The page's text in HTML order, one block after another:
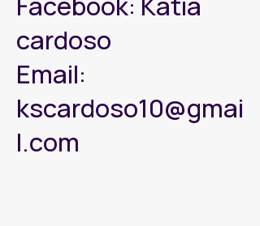
cardoso
Email:
kscardoso10@gmai
l.com